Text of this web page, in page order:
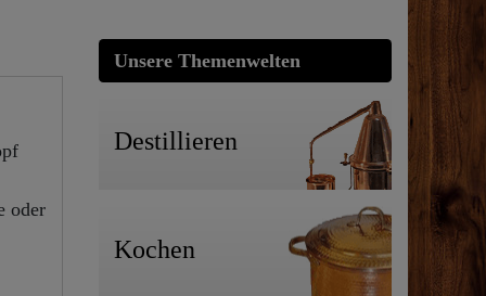
oder
Unsere Themenwelten
Destillieren
Kochen